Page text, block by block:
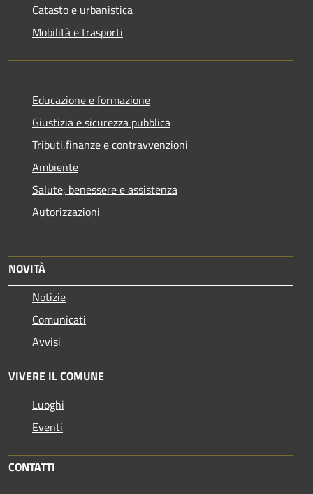
Catasto e urbanistica
Mobilità e trasporti
Educazione e formazione
Giustizia e sicurezza pubblica
Tributi,finanze e contravvenzioni
Ambiente
Salute, benessere e assistenza
Autorizzazioni
NOVITÀ
Notizie
Comunicati
Avvisi
VIVERE IL COMUNE
Luoghi
Eventi
CONTATTI